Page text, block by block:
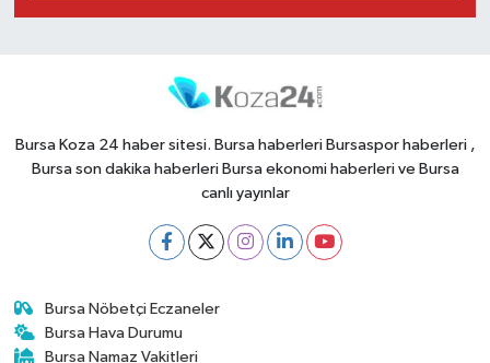
Bursa Koza 24 haber sitesi. Bursa haberleri Bursaspor haberleri ,
Bursa son dakika haberleri Bursa ekonomi haberleri ve Bursa
canlı yayınlar
Bursa Nöbetçi Eczaneler
Bursa Hava Durumu
Bursa Namaz Vakitleri